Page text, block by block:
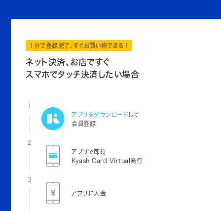
1分で登録完了、すぐお買い物できる！
ネット決済、お店ですぐ
スマホでタッチ決済したい場合
1
アプリをダウンロードして
会員登録
2
アプリで即時
Kyash Card Virtual発行
3
アプリに入金